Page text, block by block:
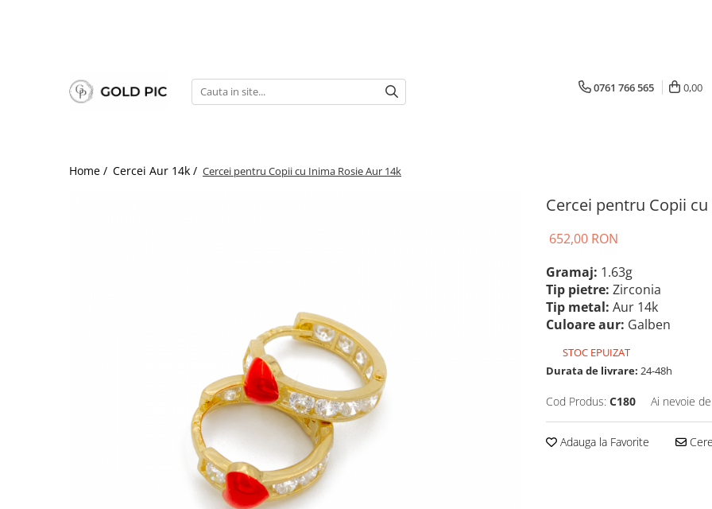
0761 766 565 0,00
Home / Cercei Aur 14k / Cercei pentru Copii cu Inima Rosie Aur 14k
Cercei pentru Copii
652,00 RON
Gramaj: 1.63g
Tip pietre: Zirconia
Tip metal: Aur 14k
Culoare aur: Galben
STOC EPUIZAT
Durata de livrare: 24-48h
Cod Produs: C180 Ai nevoie
Adauga la Favorite